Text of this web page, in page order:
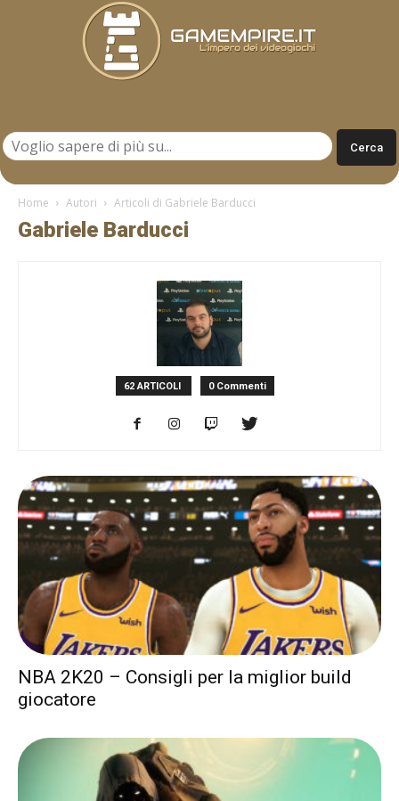
Home Autori Articoli di Gabriele Barducci
Gabriele Barducci
62 ARTICOLI 0 Commenti
NBA 2K20 – Consigli per la miglior build
giocatore